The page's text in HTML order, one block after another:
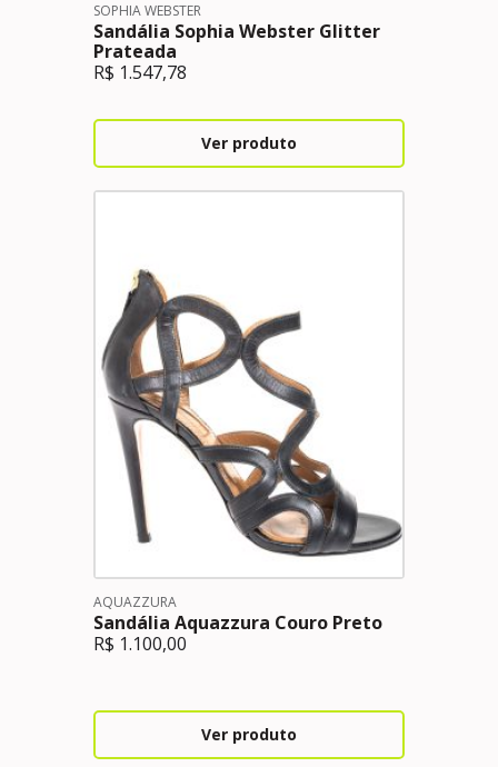
SOPHIA WEBSTER
Sandália Sophia Webster Glitter
Prateada
R$ 1.547,78
Ver produto
AQUAZZURA
Sandália Aquazzura Couro Preto
R$ 1.100,00
Ver produto